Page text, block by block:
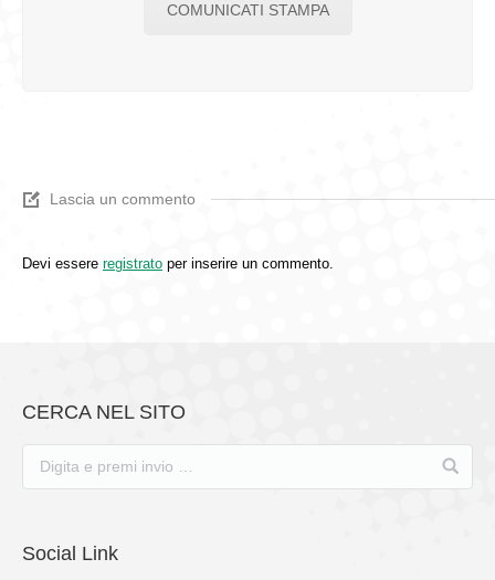
COMUNICATI STAMPA
Lascia un commento
Devi essere registrato per inserire un commento.
CERCA NEL SITO
Social Link